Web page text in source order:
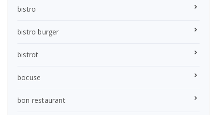
bistro
bistro burger
bistrot
bocuse
bon restaurant